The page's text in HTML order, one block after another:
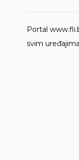
Portal
svim